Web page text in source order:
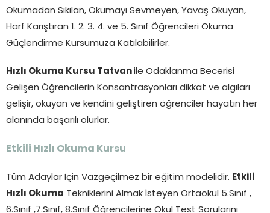
Okumadan Sıkılan, Okumayı Sevmeyen, Yavaş Okuyan,
Harf Karıştıran 1. 2. 3. 4. ve 5. Sınıf Öğrencileri Okuma
Güçlendirme Kursumuza Katılabilirler.
Hızlı Okuma Kursu Tatvan ile Odaklanma Becerisi
Gelişen Öğrencilerin Konsantrasyonları dikkat ve algıları
gelişir, okuyan ve kendini geliştiren öğrenciler hayatın her
alanında başarılı olurlar.
Etkili Hızlı Okuma Kursu
Tüm Adaylar İçin Vazgeçilmez bir eğitim modelidir. Etkili
Hızlı Okuma Tekniklerini Almak İsteyen Ortaokul 5.Sınıf ,
6.Sınıf ,7.Sınıf, 8.Sınıf Öğrencilerine Okul Test Sorularını